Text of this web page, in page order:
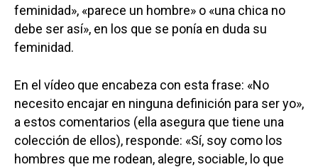
feminidad», «parece un hombre» o «una chica no
debe ser así», en los que se ponía en duda su
feminidad.
En el vídeo que encabeza con esta frase: «No
necesito encajar en ninguna definición para ser yo»,
a estos comentarios (ella asegura que tiene una
colección de ellos), responde: «Sí, soy como los
hombres que me rodean, alegre, sociable, lo que